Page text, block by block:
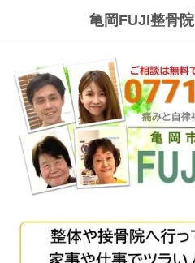
亀岡FUJI整骨院